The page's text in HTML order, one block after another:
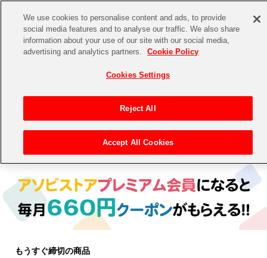
CHANNEL STORE EVENT
ゲーム 電子書籍
アイドルマスターシリーズ
アイドルマスター
アイドルマスター ミリオンライブ！
アイドルマスター SideM
イベントグッズ
トイ・ホビー
アイドルマスター シリーズ> アイドルマスター ミリオンライブ！
もうすぐ締切の商品
We use cookies to personalise content and ads, to provide
social media features and to analyse our traffic. We also share
information about your use of our site with our social media,
advertising and analytics partners.
Cookie Policy
Cookies Settings
Reject All
Accept All Cookies